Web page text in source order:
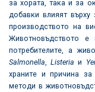
за хората, така и за
добавки влияят
производството на
Животновъдството е
потребителите, а
Salmonella ,Listeria и
храните и причина
методи в